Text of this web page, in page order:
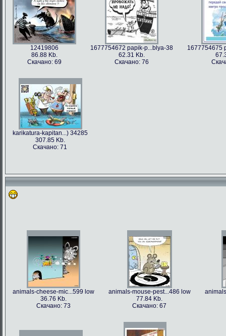
12419806
86.88 Kb.
Скачано: 69
1677754672 papik-p...blya-38
62.31 Kb.
Скачано: 76
1677754675
karikatura-kapitan...) 34285
307.85 Kb.
Скачано: 71
animals-cheese-mic...599 low
36.76 Kb.
Скачано: 73
animals-mouse-pest...486 low
77.84 Kb.
Скачано: 67